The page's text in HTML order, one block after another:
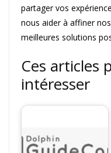
partager vos
nous aider à affiner
meilleures solutions
Ces articles
intéresser